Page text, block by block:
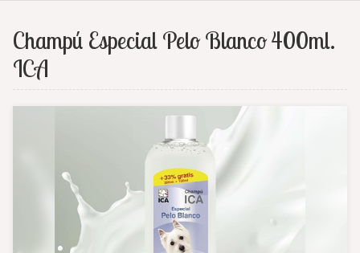
Champú Especial Pelo Blanco 400ml.
ICA